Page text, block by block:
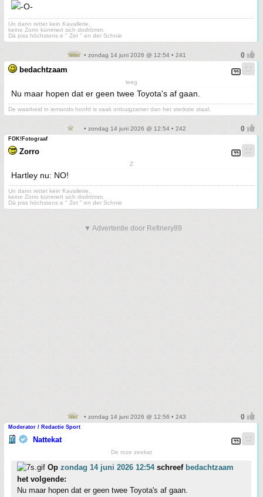
Un dann rettet kein Kavallerie,
keine Zorro kümmert sich dodrömm.
Dä piss höchstens e " Zet " en der Schnie
• zondag 14 juni 2026 @ 12:54 • 241
bedachtzaam
leeg
Nu maar hopen dat er geen twee Toyota's af gaan.
De waarheid in iemands hoofd is vaak onbuigzamer dan het sterkste staal.
• zondag 14 juni 2026 @ 12:54 • 242
FOK!Fotograaf
Zorro
Z
Hartley nu: NO!
Un dann rettet kein Kavallerie,
keine Zorro kümmert sich dodrömm.
Dä piss höchstens e " Zet " en der Schnie
▼ Advertentie door Refinery89
• zondag 14 juni 2026 @ 12:56 • 243
Moderator / Redactie Sport
Nattekat
De roze zeekat
Op zondag 14 juni 2026 12:54schreef bedachtzaam
het volgende:
Nu maar hopen dat er geen twee Toyota's af gaan.